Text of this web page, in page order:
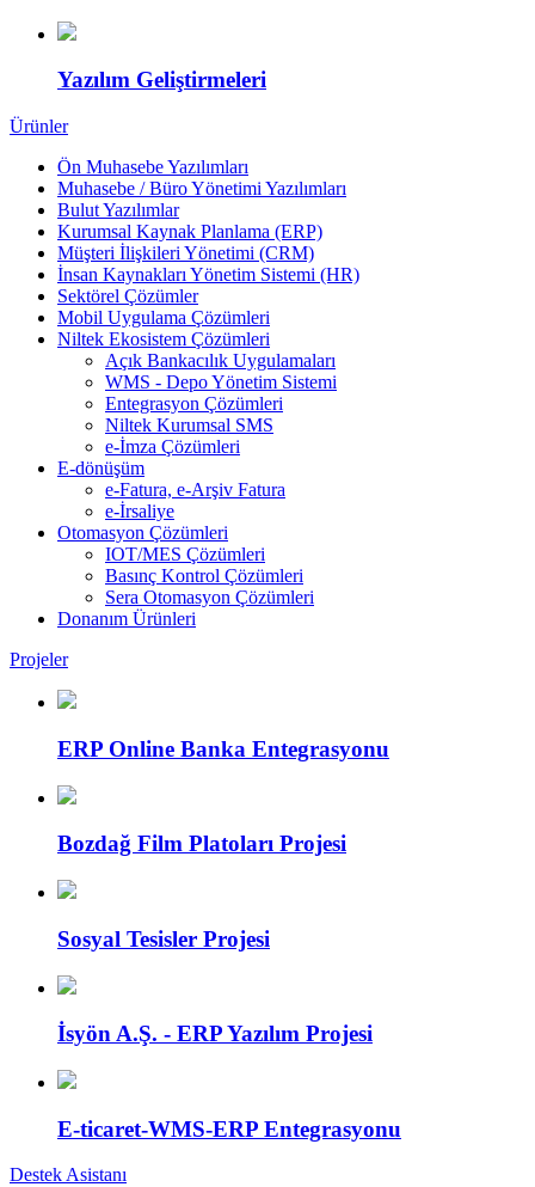
Yazılım Geliştirmeleri
Ürünler
Ön Muhasebe Yazılımları
Muhasebe / Büro Yönetimi Yazılımları
Bulut Yazılımlar
Kurumsal Kaynak Planlama (ERP)
Müşteri İlişkileri Yönetimi (CRM)
İnsan Kaynakları Yönetim Sistemi (HR)
Sektörel Çözümler
Mobil Uygulama Çözümleri
Niltek Ekosistem Çözümleri
Açık Bankacılık Uygulamaları
WMS - Depo Yönetim Sistemi
Entegrasyon Çözümleri
Niltek Kurumsal SMS
e-İmza Çözümleri
E-dönüşüm
e-Fatura, e-Arşiv Fatura
e-İrsaliye
Otomasyon Çözümleri
IOT/MES Çözümleri
Basınç Kontrol Çözümleri
Sera Otomasyon Çözümleri
Donanım Ürünleri
Projeler
ERP Online Banka Entegrasyonu
Bozdağ Film Platoları Projesi
Sosyal Tesisler Projesi
İsyön A.Ş. - ERP Yazılım Projesi
E-ticaret-WMS-ERP Entegrasyonu
Destek Asistanı